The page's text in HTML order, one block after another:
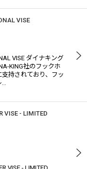
VISE
VISE ダイナキング
KING社のフックホ
持されており、フッ
…
VISE - LIMITED